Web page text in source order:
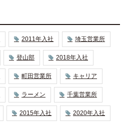
2011年入社 埼玉営業所
登山部 2018年入社
町田営業所 キャリア
ラーメン 千葉営業所
2015年入社 2020年入社